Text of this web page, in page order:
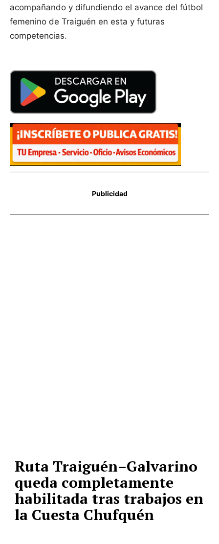
acompañando y difundiendo el avance del fútbol
femenino de Traiguén en esta y futuras
competencias.
Publicidad